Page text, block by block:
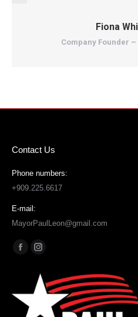
Fiona
Company Founder
Contact Us
Phone numbers:
+909.225.6617
E-mail:
MayorPaulLeon@gmail.com
Find us on:
Facebook
opens
in
new
Instagram
opens
new